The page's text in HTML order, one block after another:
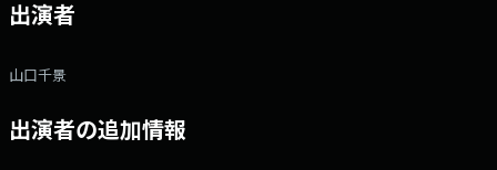
出演者
山口千景
出演者の追加情報